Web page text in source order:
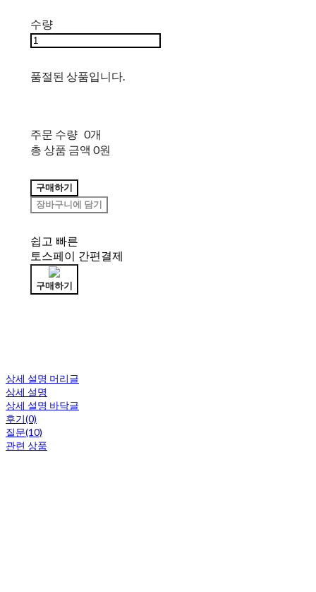
수량
품절된 상품입니다.
주문 수량 0개
총 상품 금액 0원
구매하기
장바구니에 담기
쉽고 빠른
토스페이 간편결제
구매하기
상세 설명 머리글
상세 설명
상세 설명 바닥글
후기(0)
질문(10)
관련 상품